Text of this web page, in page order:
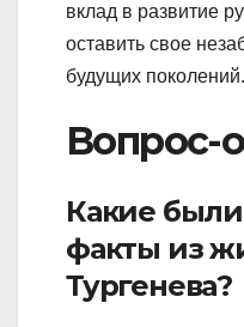
вклад в развитие
оставить свое
будущих поколений.
Вопрос-
Какие
факты из
Тургенева?